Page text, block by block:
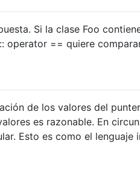
Si la clase Foo
operator == quiere
de los valores del
es razonable. En
Esto es como el lenguaje